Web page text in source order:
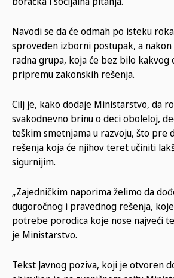
Navodi se da će odmah po isteku
sproveden izborni postupak, a
radna grupa, koja će bez bilo kakvog
pripremu zakonskih rešenja.
Cilj je, kako dodaje Ministarstvo, da
svakodnevno brinu o deci oboleloj,
teškim smetnjama u razvoju, što pre
rešenja koja će njihov teret učiniti
sigurnijim.
„Zajedničkim naporima želimo da
dugoročnog i pravednog rešenja,
potrebe porodica koje nose najveći
je Ministarstvo.
Tekst Javnog poziva, koji je otvoren